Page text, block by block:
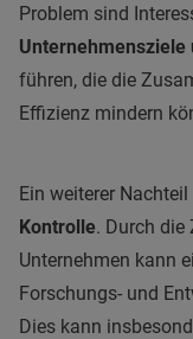
Problem sind
Unternehmensziele
führen, die die
Effizienz mindern
Ein weiterer
Kontrolle. Durch die
Unternehmen kann
Forschungs- und
Dies kann